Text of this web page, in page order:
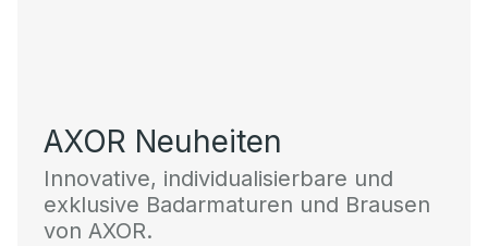
AXOR Neuheiten
Innovative, individualisierbare und
exklusive Badarmaturen und Brausen
von AXOR.